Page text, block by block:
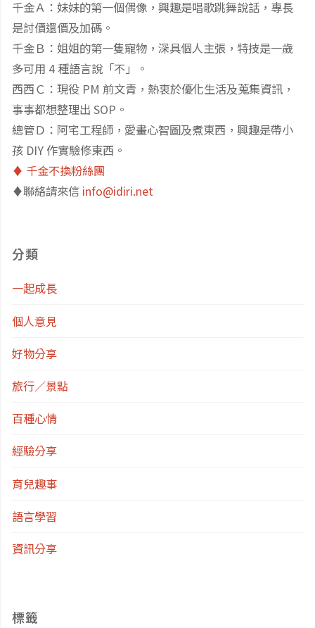
千金Ａ：妹妹的第一個偶像，興趣是唱歌跳舞說話，專長
是討價還價及加碼。
千金Ｂ：姐姐的第一隻寵物，深具個人主張，特技是一歲
多可用 4 種語言說「不」。
西西Ｃ：現役 PM 前文青，熱衷於優化生活及蒐集資訊，
事事都想整理出 SOP。
總管Ｄ：阿宅工程師，愛畫心智圖及煮東西，興趣是帶小
孩 DIY 作實驗修東西。
♦️ 千金不換粉絲團
♦️聯絡請來信 info@idiri.net
分類
一起成長
個人意見
好物分享
旅行／景點
百種心情
經驗分享
育兒趣事
語言學習
資訊分享
標籤